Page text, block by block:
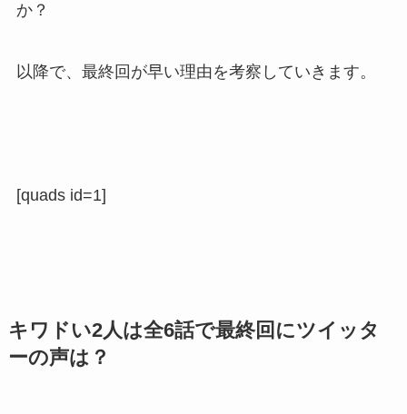
か？
以降で、最終回が早い理由を考察していきます。
[quads id=1]
キワドい2人は全6話で最終回にツイッタ
ーの声は？